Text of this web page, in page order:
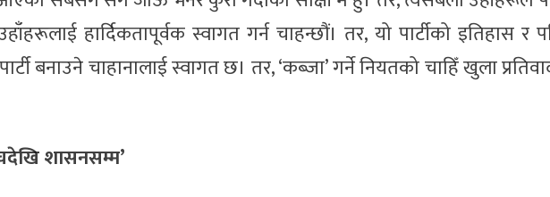
हार्दिकतापूर्वक स्वागत गर्न चाहन्छौं। तर, यो पार्टीको इतिहास र
बनाउने चाहानालाई स्वागत छ। तर, ‘कब्जा’ गर्ने नियतको चाहिँ खुला
शासनसम्म’